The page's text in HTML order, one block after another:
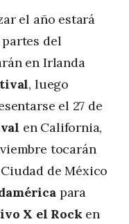
el año estará
del
en Irlanda
, luego
el 27 de
en California,
tocarán
de México
para
X el Rocken